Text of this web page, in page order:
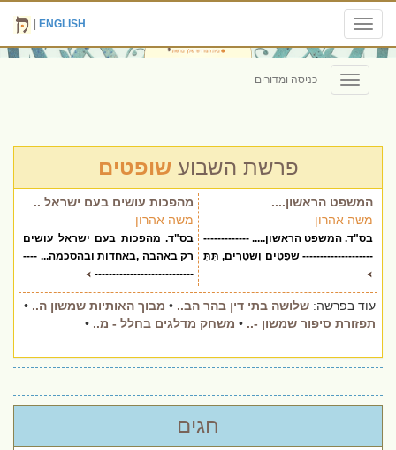
Toggle
navigation
ENGLISH
Toggle
navigation
כניסה ומדורים
פרשת השבועשופטים
המשפט הראשון....
משה אהרון
בס"ד. המשפט הראשון..... -------------
-------------------- שֹׁפְטִים וְשֹׁטְרִים, תִּתֶּ
מהפכות עושים בעם ישראל ..
משה אהרון
בס"ד. מהפכות בעם ישראל עושים
רק באהבה ,באחדות ובהסכמה... ----
----------------------------
עוד בפרשה: שלושה בתי דין בהר הב.. • מבוך האותיות שמשון ה.. •
תפזורת סיפור שמשון -.. • משחק מדלגים בחלל - מ.. •
חגים